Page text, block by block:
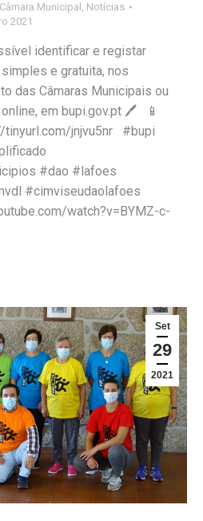
Câmara Municipal , Notícias
2021
identificar e registar
e gratuita, nos
das Câmaras Municipais ou
em bupi.gov.pt 🖊 📱
tinyurl.com/jnjvu5nr #bupi
#dao #lafoes
#cimviseudaolafoes
watch?v=BYMZ-c-
Set
29
2021